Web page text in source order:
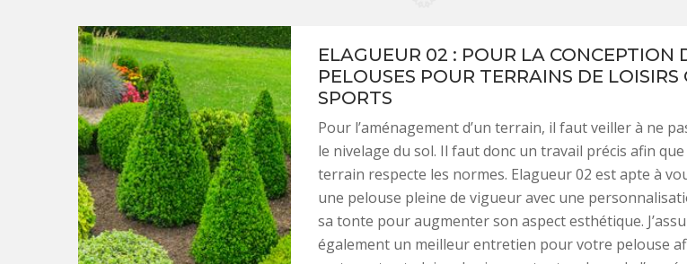
ELAGUEUR 02 : POUR LA CONCEPTION
PELOUSES POUR TERRAINS DE LOISIRS
SPORTS
Pour l’aménagement d’un terrain, il faut veiller à ne
le nivelage du sol. Il faut donc un travail précis afin
terrain respecte les normes. Elagueur 02 est apte à
une pelouse pleine de vigueur avec une
sa tonte pour augmenter son aspect esthétique.
également un meilleur entretien pour votre pelouse